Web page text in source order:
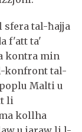
tal-ħajja
f'att ta'
kontra min
konfront tal-
Malti u
li
kollha